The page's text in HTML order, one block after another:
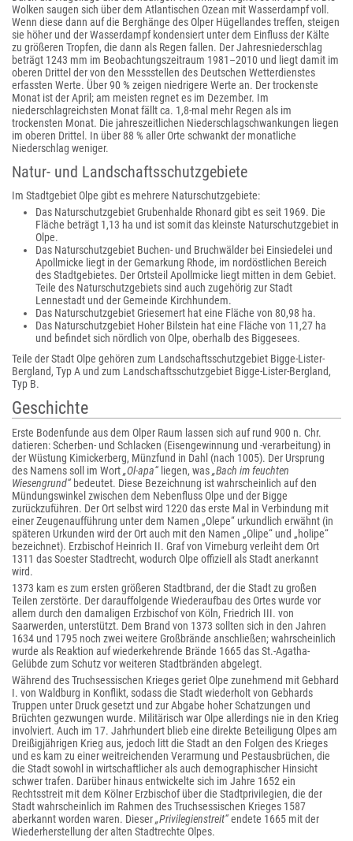
Wolken saugen sich über dem Atlantischen Ozean mit Wasserdampf voll.
Wenn diese dann auf die Berghänge des Olper Hügellandes treffen, steigen
sie höher und der Wasserdampf kondensiert unter dem Einfluss der Kälte
zu größeren Tropfen, die dann als Regen fallen. Der Jahresniederschlag
beträgt 1243 mm im Beobachtungszeitraum 1981–2010 und liegt damit im
oberen Drittel der von den Messstellen des Deutschen Wetterdienstes
erfassten Werte. Über 90 % zeigen niedrigere Werte an. Der trockenste
Monat ist der April; am meisten regnet es im Dezember. Im
niederschlagreichsten Monat fällt ca. 1,8-mal mehr Regen als im
trockensten Monat. Die jahreszeitlichen Niederschlagschwankungen liegen
im oberen Drittel. In über 88 % aller Orte schwankt der monatliche
Niederschlag weniger.
Natur- und Landschaftsschutzgebiete
Im Stadtgebiet Olpe gibt es mehrere Naturschutzgebiete:
Das Naturschutzgebiet Grubenhalde Rhonard gibt es seit 1969. Die
Fläche beträgt 1,13 ha und ist somit das kleinste Naturschutzgebiet in
Olpe.
Das Naturschutzgebiet Buchen- und Bruchwälder bei Einsiedelei und
Apollmicke liegt in der Gemarkung Rhode, im nordöstlichen Bereich
des Stadtgebietes. Der Ortsteil Apollmicke liegt mitten in dem Gebiet.
Teile des Naturschutzgebiets sind auch zugehörig zur Stadt
Lennestadt und der Gemeinde Kirchhundem.
Das Naturschutzgebiet Griesemert hat eine Fläche von 80,98 ha.
Das Naturschutzgebiet Hoher Bilstein hat eine Fläche von 11,27 ha
und befindet sich nördlich von Olpe, oberhalb des Biggesees.
Teile der Stadt Olpe gehören zum Landschaftsschutzgebiet Bigge-Lister-
Bergland, Typ A und zum Landschaftsschutzgebiet Bigge-Lister-Bergland,
Typ B.
Geschichte
Erste Bodenfunde aus dem Olper Raum lassen sich auf rund 900 n. Chr.
datieren: Scherben- und Schlacken (Eisengewinnung und -verarbeitung) in
der Wüstung Kimickerberg, Münzfund in Dahl (nach 1005). Der Ursprung
des Namens soll im Wort„Ol-apa“liegen, was„Bach im feuchten
Wiesengrund“bedeutet. Diese Bezeichnung ist wahrscheinlich auf den
Mündungswinkel zwischen dem Nebenfluss Olpe und der Bigge
zurückzuführen. Der Ort selbst wird 1220 das erste Mal in Verbindung mit
einer Zeugenaufführung unter dem Namen „Olepe“ urkundlich erwähnt (in
späteren Urkunden wird der Ort auch mit den Namen „Olipe“ und „holipe“
bezeichnet). Erzbischof Heinrich II. Graf von Virneburg verleiht dem Ort
1311 das Soester Stadtrecht, wodurch Olpe offiziell als Stadt anerkannt
wird.
1373 kam es zum ersten größeren Stadtbrand, der die Stadt zu großen
Teilen zerstörte. Der darauffolgende Wiederaufbau des Ortes wurde vor
allem durch den damaligen Erzbischof von Köln, Friedrich III. von
Saarwerden, unterstützt. Dem Brand von 1373 sollten sich in den Jahren
1634 und 1795 noch zwei weitere Großbrände anschließen; wahrscheinlich
wurde als Reaktion auf wiederkehrende Brände 1665 das St.-Agatha-
Gelübde zum Schutz vor weiteren Stadtbränden abgelegt.
Während des Truchsessischen Krieges geriet Olpe zunehmend mit Gebhard
I. von Waldburg in Konflikt, sodass die Stadt wiederholt von Gebhards
Truppen unter Druck gesetzt und zur Abgabe hoher Schatzungen und
Brüchten gezwungen wurde. Militärisch war Olpe allerdings nie in den Krieg
involviert. Auch im 17. Jahrhundert blieb eine direkte Beteiligung Olpes am
Dreißigjährigen Krieg aus, jedoch litt die Stadt an den Folgen des Krieges
und es kam zu einer weitreichenden Verarmung und Pestausbrüchen, die
die Stadt sowohl in wirtschaftlicher als auch demographischer Hinsicht
schwer trafen. Darüber hinaus entwickelte sich im Jahre 1652 ein
Rechtsstreit mit dem Kölner Erzbischof über die Stadtprivilegien, die der
Stadt wahrscheinlich im Rahmen des Truchsessischen Krieges 1587
aberkannt worden waren. Dieser„Privilegienstreit“endete 1665 mit der
Wiederherstellung der alten Stadtrechte Olpes.